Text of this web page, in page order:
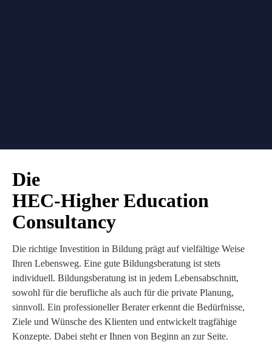
Die
HEC-Higher Education
Consultancy
Die richtige Investition in Bildung prägt auf vielfältige Weise
Ihren Lebensweg. Eine gute Bildungsberatung ist stets
individuell. Bildungsberatung ist in jedem Lebensabschnitt,
sowohl für die berufliche als auch für die private Planung,
sinnvoll. Ein professioneller Berater erkennt die Bedürfnisse,
Ziele und Wünsche des Klienten und entwickelt tragfähige
Konzepte. Dabei steht er Ihnen von Beginn an zur Seite.